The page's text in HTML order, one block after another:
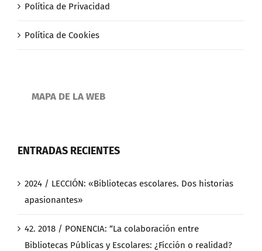
Política de Privacidad
Política de Cookies
MAPA DE LA WEB
ENTRADAS RECIENTES
2024 / LECCIÓN: «Bibliotecas escolares. Dos historias
apasionantes»
42. 2018 / PONENCIA: “La colaboración entre
Bibliotecas Públicas y Escolares: ¿Ficción o realidad?